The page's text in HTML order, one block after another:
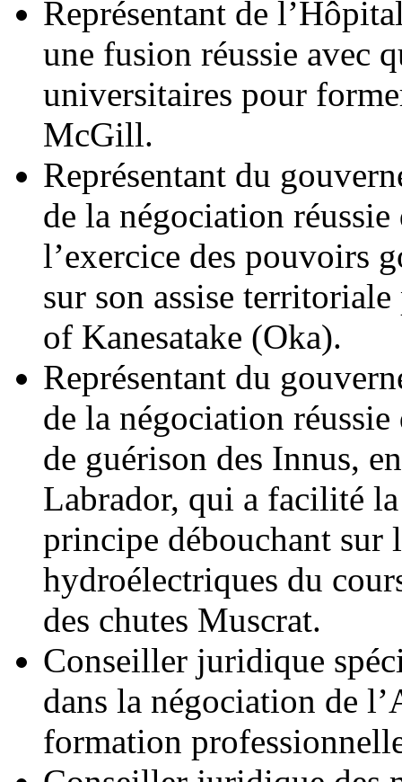
Représentant de
une fusion réussie avec
universitaires pour
McGill.
Représentant du
de la négociation
l’exercice des pouvoirs
sur son assise
of Kanesatake (Oka).
Représentant du
de la négociation
de guérison des Innus,
Labrador, qui a facilité
principe débouchant sur
hydroélectriques du
des chutes Muscrat.
Conseiller juridique
dans la négociation de
formation